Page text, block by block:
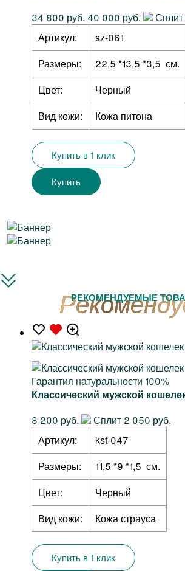
34 800 руб. 40 000 руб.
Артикул:
sz-061
Размеры:
22,5 *13,5 *3,5 см.
Цвет:
Черный
Вид кожи:
Кожа питона
Купить в 1 клик
Купить
РЕКОМЕНДУЕМЫЕ
Гарантия натуральности 100%
Классический мужской
8 200 руб.
Сплит 2 050 руб.
Артикул:
kst-047
Размеры:
11,5 *9 *1,5 см.
Цвет:
Черный
Вид кожи:
Кожа страуса
Купить в 1 клик